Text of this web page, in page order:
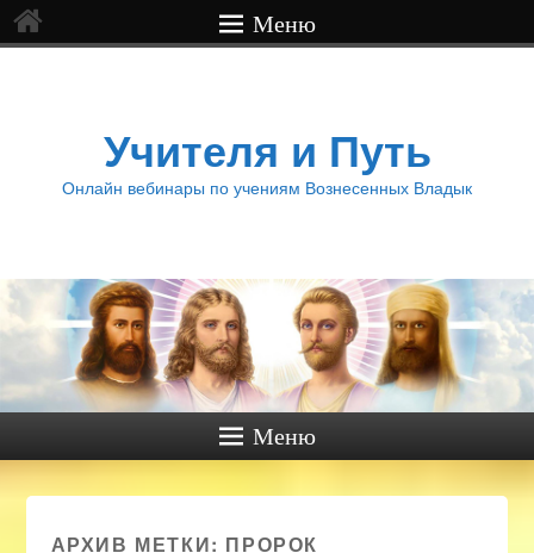
Меню
Учителя и Путь
Онлайн вебинары по учениям Вознесенных Владык
Меню
АРХИВ МЕТКИ: ПРОРОК